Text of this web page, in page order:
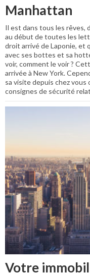
Manhattan
Il est dans tous les rêves,
au début de toutes les
droit arrivé de Laponie, et
avec ses bottes et sa
voir, comment le voir ?
arrivée à New York.
sa visite depuis chez
consignes de sécurité
Votre